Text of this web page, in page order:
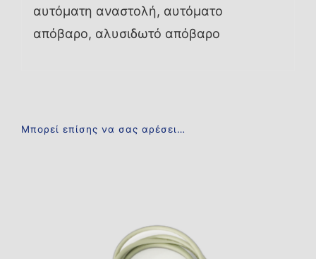
αυτόματη αναστολή, αυτόματο
απόβαρο, αλυσιδωτό απόβαρο
Μπορεί επίσης να σας αρέσει…